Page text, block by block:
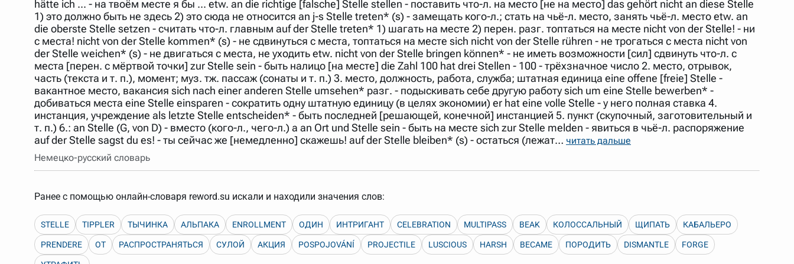
Порядок словарей можно изменять, перетаскивая словарь вверх или вниз за прямоугольник слева от названия словаря. Также можно выключать ненужные словари.
hätte ich ... - на твоём месте я бы ... etw. an die richtige [falsche] Stelle stellen - поставить что-л. на место [не на место] das gehört nicht an diese Stelle
1) это должно быть не здесь 2) это сюда не относится an j-s Stelle treten* (s) - замещать кого-л.; стать на чьё-л. место, занять чьё-л. место etw. an
die oberste Stelle setzen - считать что-л. главным auf der Stelle treten* 1) шагать на месте 2) перен. разг. топтаться на месте nicht von der Stelle! - ни
с места! nicht von der Stelle kommen* (s) - не сдвинуться с места, топтаться на месте sich nicht von der Stelle rühren - не трогаться с места nicht von
der Stelle weichen* (s) - не двигаться с места, не уходить etw. nicht von der Stelle bringen können* - не иметь возможности [сил] сдвинуть что-л. с
места [перен. с мёртвой точки] zur Stelle sein - быть налицо [на месте] die Zahl 100 hat drei Stellen - 100 - трёхзначное число 2. место, отрывок,
часть (текста и т. п.), момент; муз. тж. пассаж (сонаты и т. п.) 3. место, должность, работа, служба; штатная единица eine offene [freie] Stelle -
вакантное место, вакансия sich nach einer anderen Stelle umsehen* разг. - подыскивать себе другую работу sich um eine Stelle bewerben* -
добиваться места eine Stelle einsparen - сократить одну штатную единицу (в целях экономии) er hat eine volle Stelle - у него полная ставка 4.
инстанция, учреждение als letzte Stelle entscheiden* - быть последней [решающей, конечной] инстанцией 5. пункт (скупочный, заготовительный и
т. п.) 6.: an Stelle (G, von D) - вместо (кого-л., чего-л.) а an Ort und Stelle sein - быть на месте sich zur Stelle melden - явиться в чьё-л. распоряжение
auf der Stelle sagst du es! - ты сейчас же [немедленно] скажешь! auf der Stelle bleiben* (s) - остаться (лежат… читать дальше
Немецко-русский словарь
Ранее с помощью онлайн-словаря reword.su искали и находили значения слов:
STELLE TIPPLER ТЫЧИНКА АЛЬПАКА ENROLLMENT ОДИН ИНТРИГАНТ CELEBRATION MULTIPASS BEAK КОЛОССАЛЬНЫЙ ЩИПАТЬ КАБАЛЬЕРО
PRENDERE ОТ РАСПРОСТРАНЯТЬСЯ СУЛОЙ АКЦИЯ POSPOJOVÁNÍ PROJECTILE LUSCIOUS HARSH BECAME ПОРОДИТЬ DISMANTLE FORGE